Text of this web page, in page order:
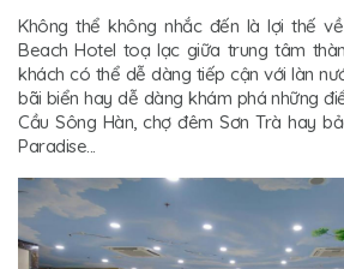
Không thể không nhắc đến là lợi thế
Beach Hotel toạ lạc giữa trung tâm
khách có thể dễ dàng tiếp cận với làn
bãi biển hay dễ dàng khám phá những
Cầu Sông Hàn, chợ đêm Sơn Trà hay
Paradise...